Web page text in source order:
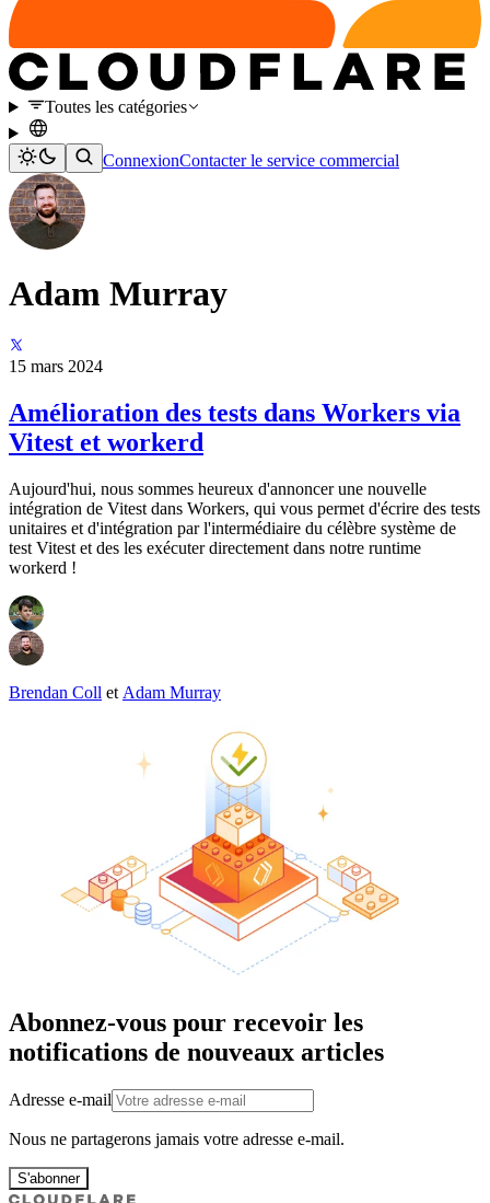
Toutes les catégories
ConnexionContacter le service commercial
Adam Murray
15 mars 2024
Amélioration des tests dans Workers via
Vitest et workerd
Aujourd'hui, nous sommes heureux d'annoncer une nouvelle
intégration de Vitest dans Workers, qui vous permet d'écrire des tests
unitaires et d'intégration par l'intermédiaire du célèbre système de
test Vitest et des les exécuter directement dans notre runtime
workerd !
Brendan Coll et Adam Murray
Abonnez-vous pour recevoir les
notifications de nouveaux articles
Adresse e-mail
Nous ne partagerons jamais votre adresse e-mail.
S'abonner